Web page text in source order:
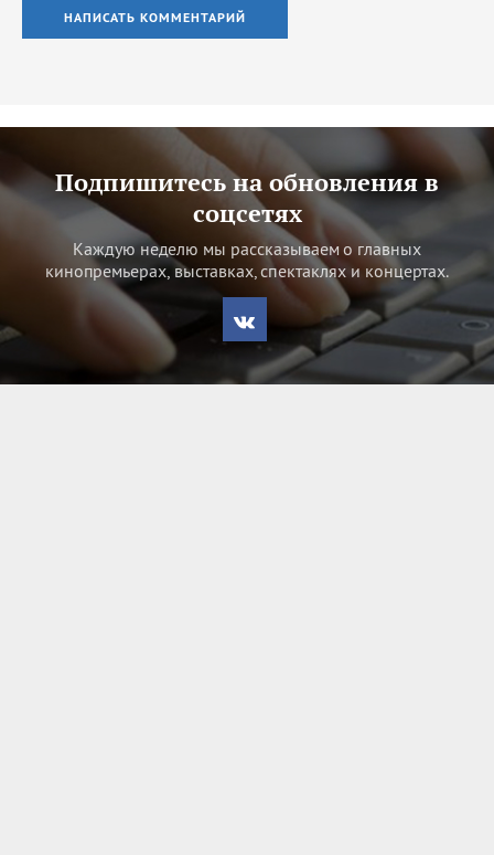
НАПИСАТЬ КОММЕНТАРИЙ
Подпишитесь на обновления в
соцсетях
Каждую неделю мы рассказываем о главных
кинопремьерах, выставках, спектаклях и концертах.